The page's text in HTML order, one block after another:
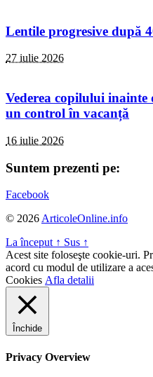
Lentile progresive după
27 iulie 2026
Vederea copilului inainte
un control în vacanță
16 iulie 2026
Suntem prezenti pe:
Facebook
© 2026 ArticoleOnline.info
La început ↑ Sus ↑
Acest site foloseşte cookie-uri.
acord cu modul de utilizare a
Cookies Afla detalii
Închide
Privacy Overview